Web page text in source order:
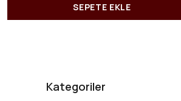
SEPETE EKLE
Kategoriler